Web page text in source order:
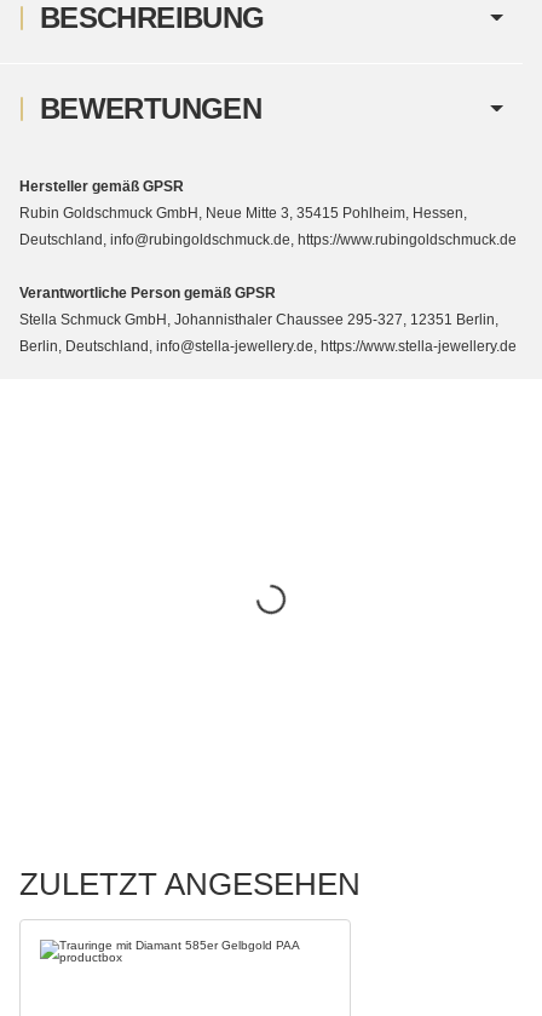
BESCHREIBUNG
BEWERTUNGEN
Hersteller gemäß GPSR
Rubin Goldschmuck GmbH, Neue Mitte 3, 35415 Pohlheim, Hessen,
Deutschland, info@rubingoldschmuck.de, https://www.rubingoldschmuck.de
Verantwortliche Person gemäß GPSR
Stella Schmuck GmbH, Johannisthaler Chaussee 295-327, 12351 Berlin,
Berlin, Deutschland, info@stella-jewellery.de, https://www.stella-jewellery.de
ZULETZT ANGESEHEN